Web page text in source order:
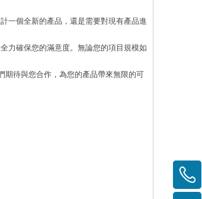
一個全新的產品，還是需要對現有產品進
力確保您的滿意度。無論您的項目規模如
期待與您合作，為您的產品帶來無限的可